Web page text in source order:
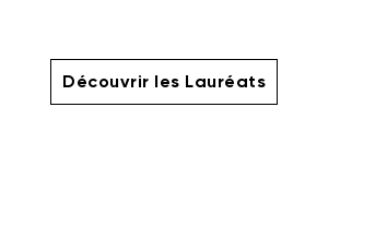
Découvrir les Lauréats